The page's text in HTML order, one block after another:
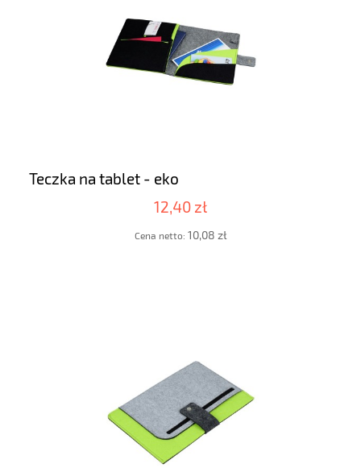
Teczka na tablet - eko
12,40 zł
Cena netto: 10,08 zł